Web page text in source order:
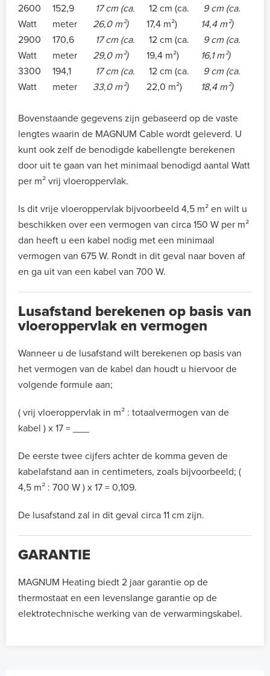
2600
Watt
152,9
meter
17 cm (ca.
26,0 m²)
12 cm (ca.
17,4 m²)
9 cm (ca.
14,4 m²)
2900
Watt
170,6
meter
17 cm (ca.
29,0 m²)
12 cm (ca.
19,4 m²)
9 cm (ca.
16,1 m²)
3300
Watt
194,1
meter
17 cm (ca.
33,0 m²)
12 cm (ca.
22,0 m²)
9 cm (ca.
18,4 m²)
Bovenstaande gegevens zijn gebaseerd op de vaste
lengtes waarin de MAGNUM Cable wordt geleverd. U
kunt ook zelf de benodigde kabellengte berekenen
door uit te gaan van het minimaal benodigd aantal Watt
per m² vrij vloeroppervlak.
Is dit vrije vloeroppervlak bijvoorbeeld 4,5 m² en wilt u
beschikken over een vermogen van circa 150 W per m²
dan heeft u een kabel nodig met een minimaal
vermogen van 675 W. Rondt in dit geval naar boven af
en ga uit van een kabel van 700 W.
Lusafstand berekenen op basis van
vloeroppervlak en vermogen
Wanneer u de lusafstand wilt berekenen op basis van
het vermogen van de kabel dan houdt u hiervoor de
volgende formule aan;
( vrij vloeroppervlak in m² : totaalvermogen van de
kabel ) x 17 = ___
De eerste twee cijfers achter de komma geven de
kabelafstand aan in centimeters, zoals bijvoorbeeld; (
4,5 m² : 700 W ) x 17 = 0,109.
De lusafstand zal in dit geval circa 11 cm zijn.
GARANTIE
MAGNUM Heating biedt 2 jaar garantie op de
thermostaat en een levenslange garantie op de
elektrotechnische werking van de verwarmingskabel.